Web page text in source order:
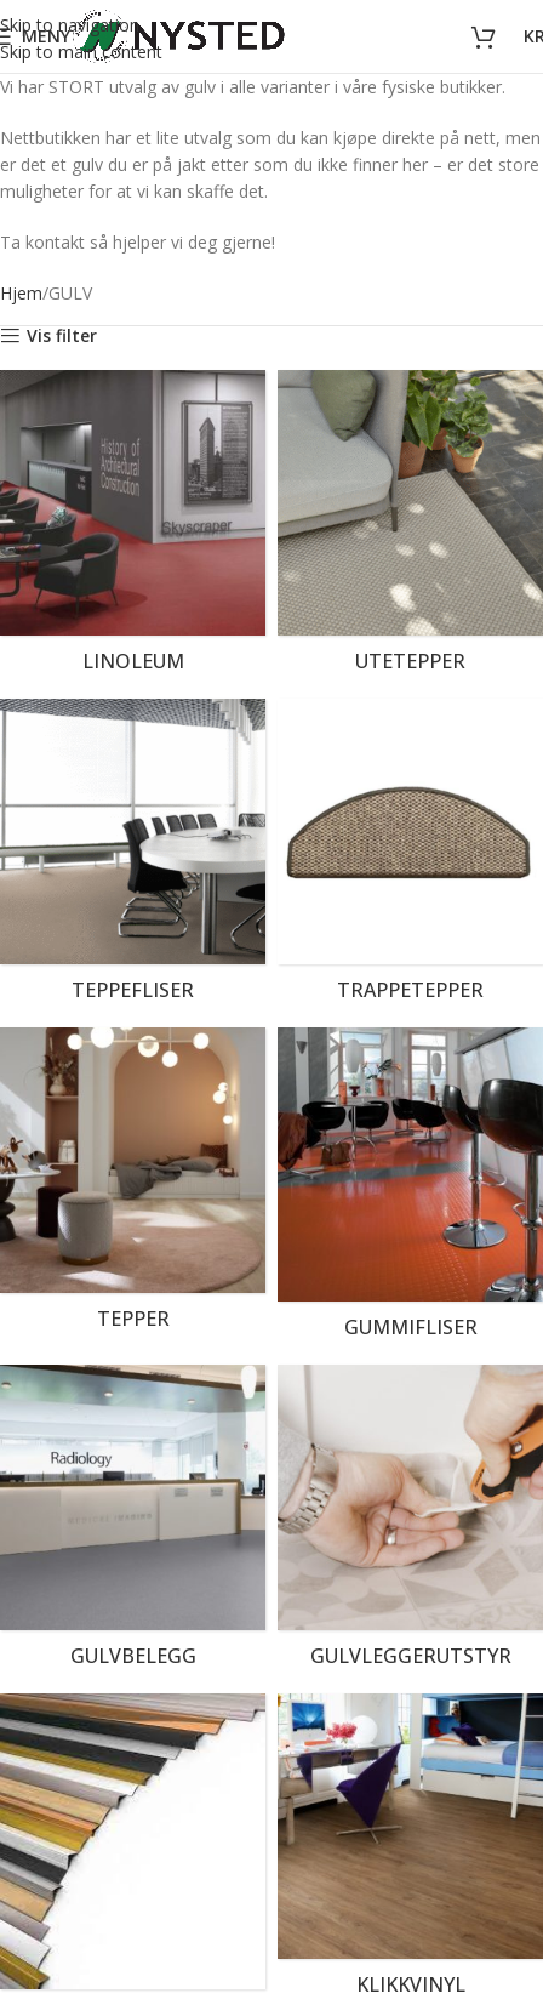
Skip to navigation
Skip to main content
MENY
Vi har STORT utvalg av gulv i alle varianter i våre fysiske butikker.
Nettbutikken har et lite utvalg som du kan kjøpe direkte på nett, men
er det et gulv du er på jakt etter som du ikke finner her – er det store
muligheter for at vi kan skaffe det.
Ta kontakt så hjelper vi deg gjerne!
Hjem GULV
Vis filter
LINOLEUM UTETEPPER
TEPPEFLISER TRAPPETEPPER
TEPPER GUMMIFLISER
GULVBELEGG GULVLEGGERUTSTYR
KLIKKVINYL